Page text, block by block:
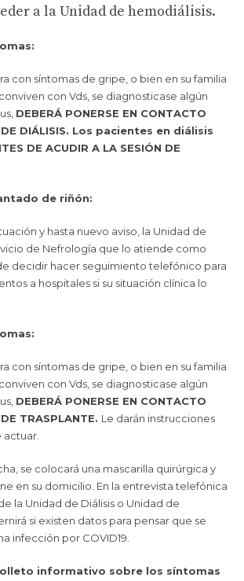
a la Unidad de hemodiálisis.
con síntomas de gripe, o bien en su familia
con Vds, se diagnosticase algún
DEBERÁ PONERSE EN CONTACTO
DE DIÁLISIS. Los pacientes en diálisis
DE ACUDIR A LA SESIÓN DE
de riñón:
y hasta nuevo aviso, la Unidad de
de Nefrología que lo atiende como
decidir hacer seguimiento telefónico para
a hospitales si su situación clínica lo
con síntomas de gripe, o bien en su familia
con Vds, se diagnosticase algún
DEBERÁ PONERSE EN CONTACTO
TRASPLANTE. Le darán instrucciones
se colocará una mascarilla quirúrgica y
en su domicilio. En la entrevista telefónica
la Unidad de Diálisis o Unidad de
si existen datos para pensar que se
infección por COVID19.
informativo sobre los síntomas